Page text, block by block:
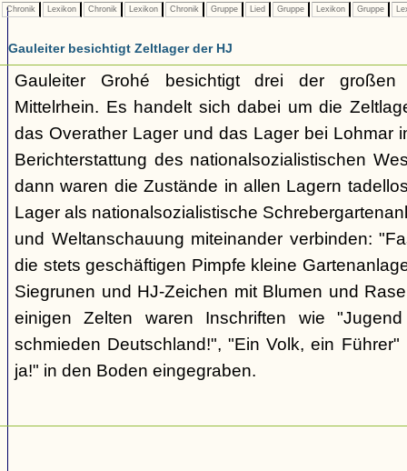
Chronik Lexikon Chronik Lexikon Chronik Gruppe Lied Gruppe Lexikon Gruppe
Gauleiter besichtigt Zeltlager der HJ
Gauleiter Grohé besichtigt drei der großen
Mittelrhein. Es handelt sich dabei um die
das Overather Lager und das Lager bei Lohmar
Berichterstattung des nationalsozialistischen
dann waren die Zustände in allen Lagern
Lager als nationalsozialistische
und Weltanschauung miteinander verbinden:
die stets geschäftigen Pimpfe kleine
Siegrunen und HJ-Zeichen mit Blumen und
einigen Zelten waren Inschriften wie
schmieden Deutschland!", "Ein Volk, ein
ja!" in den Boden eingegraben.